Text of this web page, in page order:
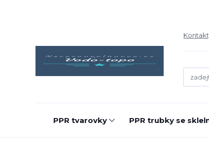
PPR tvarovky PPR trubky se